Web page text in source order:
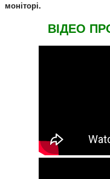
моніторі.
ВIДЕО